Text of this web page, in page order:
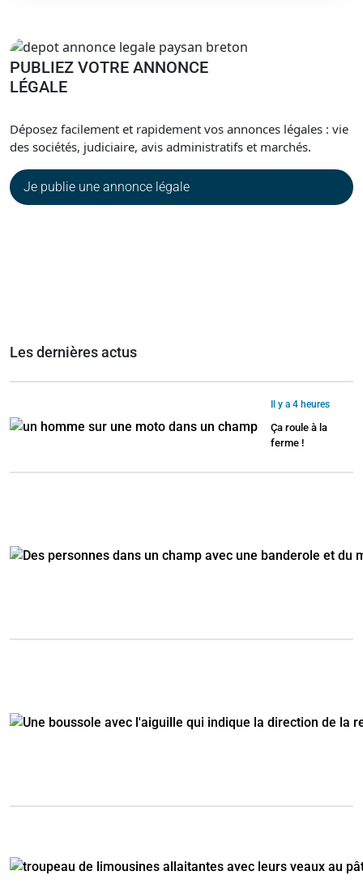
PUBLIEZ VOTRE ANNONCE
LÉGALE
Déposez facilement et rapidement vos annonces légales : vie
des sociétés, judiciaire, avis administratifs et marchés.
Je publie une annonce légale
Les dernières actus
Il y a 4 heures
Ça roule à la
ferme !